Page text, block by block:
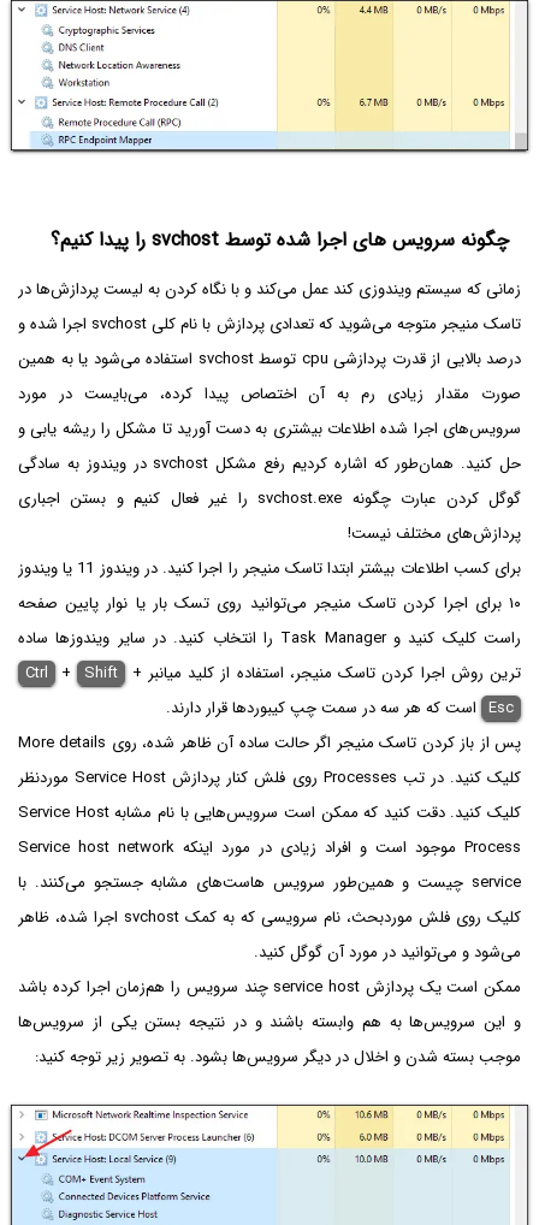
چگونه سرویس های اجرا شده توسط svchost را پیدا کنیم؟
زمانی که سیستم ویندوزی کند عمل می‌کند و با نگاه کردن به لیست پردازش‌ها در
تاسک منیجر متوجه می‌شوید که تعدادی پردازش با نام کلی svchost اجرا شده و
درصد بالایی از قدرت پردازشی cpu توسط svchost استفاده می‌شود یا به همین
صورت مقدار زیادی رم به آن اختصاص پیدا کرده، می‌بایست در مورد
سرویس‌های اجرا شده اطلاعات بیشتری به دست آورید تا مشکل را ریشه یابی و
حل کنید. همان‌طور که اشاره کردیم رفع مشکل svchost در ویندوز به سادگی
گوگل کردن عبارت چگونه svchost.exe را غیر فعال کنیم و بستن اجباری
پردازش‌های مختلف نیست!
برای کسب اطلاعات بیشتر ابتدا تاسک منیجر را اجرا کنید. در ویندوز 11 یا ویندوز
۱۰ برای اجرا کردن تاسک منیجر می‌توانید روی تسک بار یا نوار پایین صفحه
راست کلیک کنید و Task Manager را انتخاب کنید. در سایر ویندوزها ساده
ترین روش اجرا کردن تاسک منیجر، استفاده از کلید میانبر
Ctrl + Shift
+
Esc است که هر سه در سمت چپ کیبوردها قرار دارند.
پس از باز کردن تاسک منیجر اگر حالت ساده آن ظاهر شده، روی More details
کلیک کنید. در تب Processes روی فلش کنار پردازش Service Host موردنظر
کلیک کنید. دقت کنید که ممکن است سرویس‌هایی با نام مشابه Service Host
Process موجود است و افراد زیادی در مورد اینکه Service host network
service چیست و همین‌طور سرویس هاست‌های مشابه جستجو می‌کنند. با
کلیک روی فلش موردبحث، نام سرویسی که به کمک svchost اجرا شده، ظاهر
می‌شود و می‌توانید در مورد آن گوگل کنید.
ممکن است یک پردازش service host چند سرویس را هم‌زمان اجرا کرده باشد
و این سرویس‌ها به هم وابسته باشند و در نتیجه بستن یکی از سرویس‌ها
موجب بسته شدن و اخلال در دیگر سرویس‌ها بشود. به تصویر زیر توجه کنید: